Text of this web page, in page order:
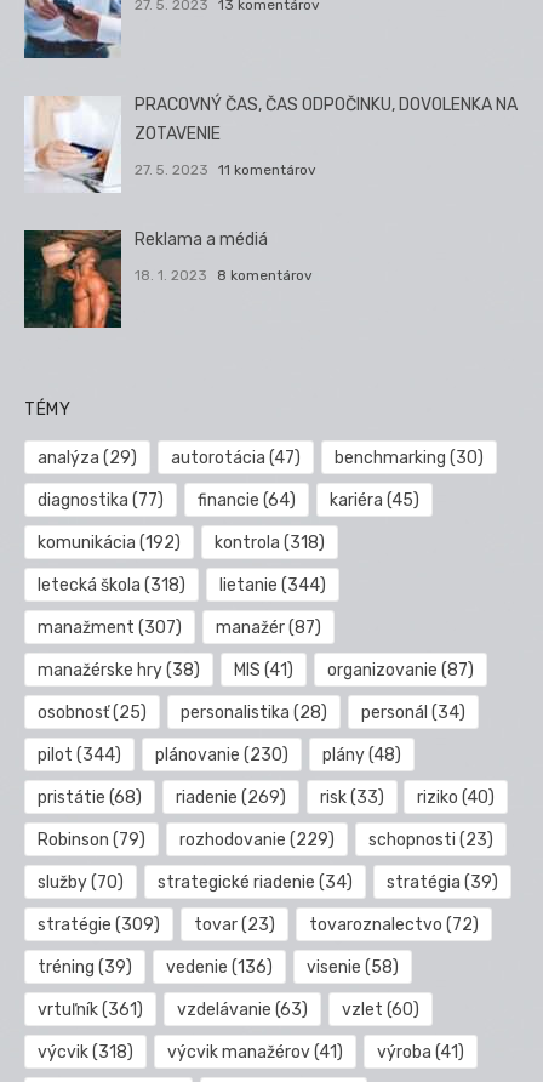
27. 5. 2023 13 komentárov
PRACOVNÝ ČAS, ČAS ODPOČINKU, DOVOLENKA NA
ZOTAVENIE
27. 5. 2023 11 komentárov
Reklama a médiá
18. 1. 2023 8 komentárov
TÉMY
analýza (29) autorotácia (47) benchmarking (30)
diagnostika (77) financie (64) kariéra (45)
komunikácia (192) kontrola (318)
letecká škola (318) lietanie (344)
manažment (307) manažér(87)
manažérske hry(38) MIS (41) organizovanie (87)
osobnosť(25) personalistika (28) personál (34)
pilot (344) plánovanie (230) plány(48)
pristátie (68) riadenie (269) risk(33) riziko (40)
Robinson (79) rozhodovanie (229) schopnosti (23)
služby(70) strategické riadenie (34) stratégia (39)
stratégie (309) tovar(23) tovaroznalectvo (72)
tréning (39) vedenie (136) visenie (58)
vrtuľník(361) vzdelávanie (63) vzlet (60)
výcvik(318) výcvik manažérov(41) výroba (41)